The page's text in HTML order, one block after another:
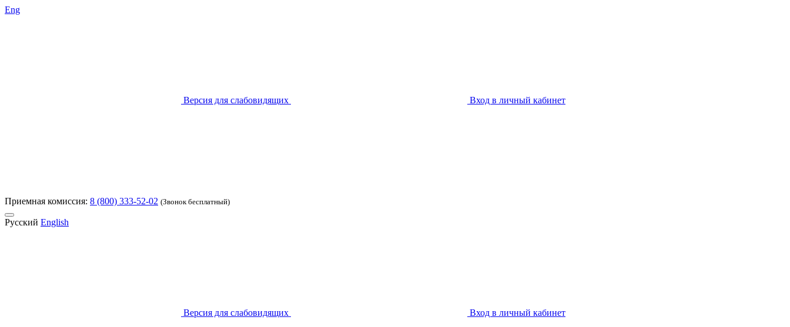
Eng
Версия для слабовидящих Вход в личный кабинет
Приемная комиссия: 8 (800) 333-52-02 (Звонок бесплатный)
Русский English
Версия для слабовидящих
Вход в личный кабинет